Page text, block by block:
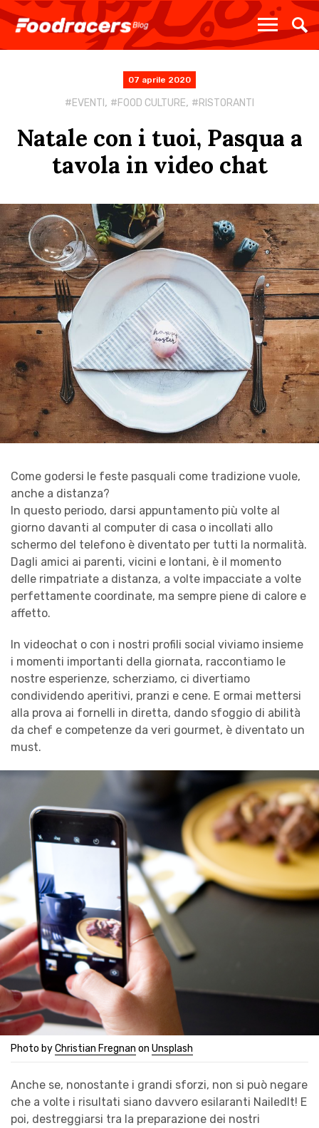
07 aprile 2020
EVENTI , FOOD CULTURE, RISTORANTI
Natale con i tuoi, Pasqua a
tavola in video chat
Come godersi le feste pasquali come tradizione vuole,
anche a distanza?
In questo periodo, darsi appuntamento più volte al
giorno davanti al computer di casa o incollati allo
schermo del telefono è diventato per tutti la normalità.
Dagli amici ai parenti, vicini e lontani, è il momento
delle rimpatriate a distanza, a volte impacciate a volte
perfettamente coordinate, ma sempre piene di calore e
affetto.
In videochat o con i nostri profili social viviamo insieme
i momenti importanti della giornata, raccontiamo le
nostre esperienze, scherziamo, ci divertiamo
condividendo aperitivi, pranzi e cene. E ormai mettersi
alla prova ai fornelli in diretta, dando sfoggio di abilità
da chef e competenze da veri gourmet, è diventato un
must.
Photo byChristian Fregnan on Unsplash
Anche se, nonostante i grandi sforzi, non si può negare
che a volte i risultati siano davvero esilaranti NailedIt! E
poi, destreggiarsi tra la preparazione dei nostri